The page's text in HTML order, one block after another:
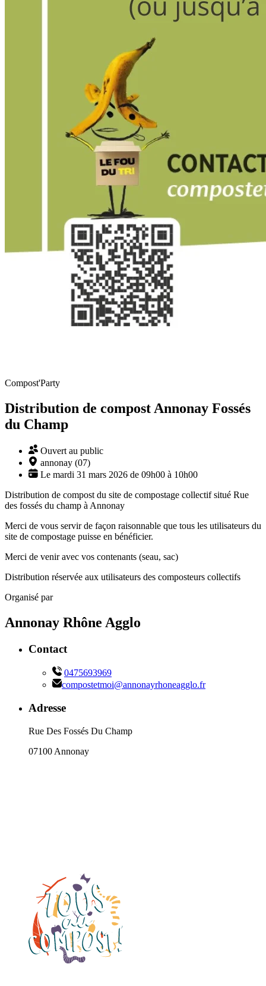
Compost'Party
Distribution de compost Annonay Fossés
du Champ
Ouvert au public
annonay (07)
Le mardi 31 mars 2026 de 09h00 à 10h00
Distribution de compost du site de compostage collectif situé Rue
des fossés du champ à Annonay
Merci de vous servir de façon raisonnable que tous les utilisateurs du
site de compostage puisse en bénéficier.
Merci de venir avec vos contenants (seau, sac)
Distribution réservée aux utilisateurs des composteurs collectifs
Organisé par
Annonay Rhône Agglo
Contact
0475693969
compostetmoi@annonayrhoneagglo.fr
Adresse
Rue Des Fossés Du Champ
07100 Annonay